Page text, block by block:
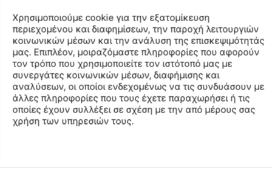
Επανασχεδιασμένη πλάκα ανθρακονημάτων
Εξωτερική σόλα από PWRTRAC για πρόσφυση και
ανθεκτικότητα
Διπλή στρώση αφρού IncrediRUN
Προσφέρει κορυφαία επιστροφή ενέργειας,
Χρησιμοποιούμε cookie για την εξατομίκευση
περιεχομένου και διαφημίσεων, την παροχή λειτουργιών
κοινωνικών μέσων και την ανάλυση της επισκεψιμότητάς
μας. Επιπλέον, μοιραζόμαστε πληροφορίες που αφορούν
τον τρόπο που χρησιμοποιείτε τον ιστότοπό μας με
συνεργάτες κοινωνικών μέσων, διαφήμισης και
αναλύσεων, οι οποίοι ενδεχομένως να τις συνδυάσουν με
άλλες πληροφορίες που τους έχετε παραχωρήσει ή τις
οποίες έχουν συλλέξει σε σχέση με την από μέρους σας
χρήση των υπηρεσιών τους.